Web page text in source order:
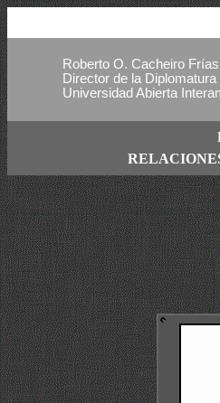
Roberto O. Cacheiro Frías -
Director de la Diplomatura en
Universidad Abierta